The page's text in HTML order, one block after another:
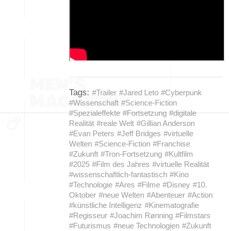
Tags: #Trailer #Jared Leto #Cyberpunk
#Wissenschaft #Science-Fiction
#Spezialeffekte #Fortsetzung #digitale
Realität #reale Welt #Gillian Anderson
#Evan Peters #Jeff Bridges #virtuelle
Welten #Science-Fiction #Franchise
#Zukunft #Tron-Fortsetzung #Kultfilm
#2025 #Film des Jahres #virtuelle Realität
#wissenschaftlich-fantastisch #Kino
#Technologie #Ares #Filme #Disney #10.
Oktober #neue Welten #Abenteuer #Action
#künstliche Intelligenz #Kinematografie
#Regisseur #Joachim Rønning #Filmstars
#Futurismus #neue Technologien #Zukunft